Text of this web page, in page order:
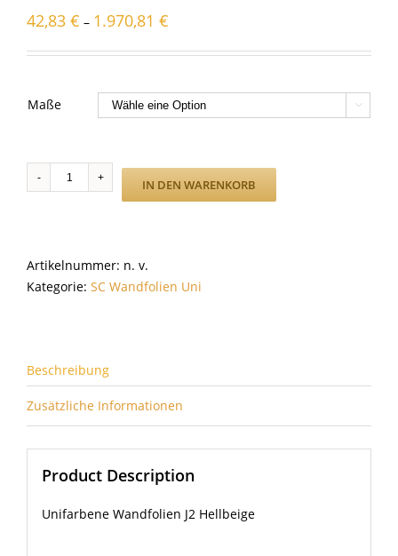
42,83 € – 1.970,81 €
Maße 
Hellbeige
IN DEN WARENKORB
Artikelnummer: n. v.
Kategorie: SC Wandfolien Uni
Beschreibung
Zusätzliche Informationen
Product Description
Unifarbene Wandfolien J2 Hellbeige